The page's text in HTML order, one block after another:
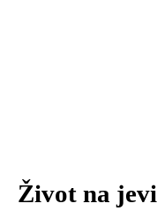
Život na